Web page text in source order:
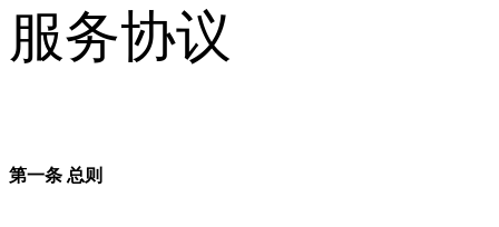
服务协议
第一条 总则